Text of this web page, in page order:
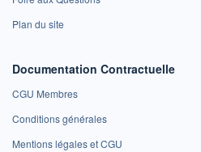
Plan du site
Documentation Contractuelle
CGU Membres
Conditions générales
Mentions légales et CGU